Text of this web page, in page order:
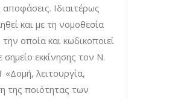
αποφάσεις. Ιδιαιτέρως
και με τη νομοθεσία
την οποία και κωδικοποιεί
σημείο εκκίνησης τον Ν.
λειτουργία,
της ποιότητας των